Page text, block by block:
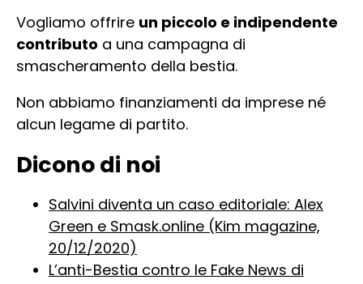
Vogliamo offrire un piccolo e indipendente
contributo a una campagna di
smascheramento della bestia.
Non abbiamo finanziamenti da imprese né
alcun legame di partito.
Dicono di noi
Salvini diventa un caso editoriale: Alex
Green e Smask.online (Kim magazine,
20/12/2020)
L’anti-Bestia contro le Fake News di